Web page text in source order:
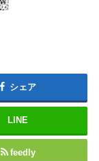
シェア
LINE
feedly